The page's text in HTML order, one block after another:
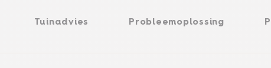
Tuinadvies Probleemoplossing